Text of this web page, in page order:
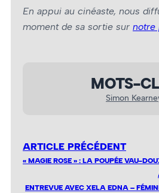
En appui au cinéaste, nous
moment de sa sortie sur notre
MOTS-
Simon
ARTICLE PRÉCÉDENT
« MAGIE ROSE » : LA POUPÉE VAU-
ENTREVUE AVEC XELA EDNA –